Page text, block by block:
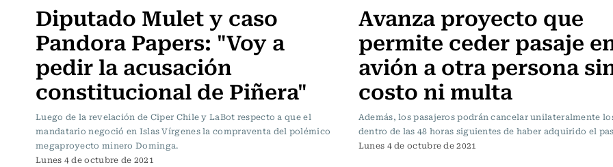
Diputado Mulet y caso
Pandora Papers: "Voy a
pedir la acusación
constitucional de Piñera"
Luego de la revelación de Ciper Chile y LaBot respecto a que el
mandatario negoció en Islas Vírgenes la compraventa del polémico
megaproyecto minero Dominga.
Lunes 4 de octubre de 2021
Avanza proyecto que
permite ceder pasaje
avión a otra persona
costo ni multa
Además, los pasajeros podrán cancelar unilateralmente
dentro de las 48 horas siguientes de haber adquirido el
Lunes 4 de octubre de 2021